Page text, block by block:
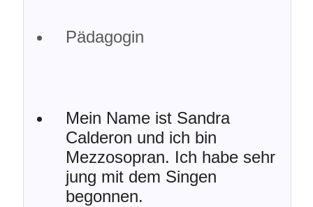
Pädagogin
Mein Name ist Sandra
Calderon und ich bin
Mezzosopran. Ich habe sehr
jung mit dem Singen
begonnen.